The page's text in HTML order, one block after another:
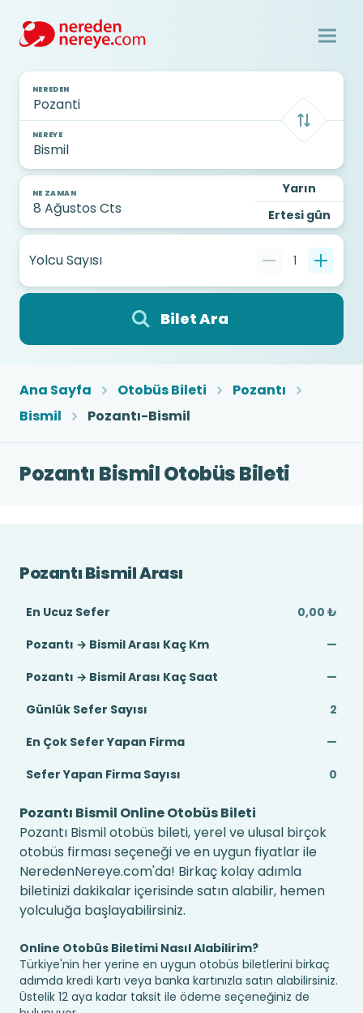
NEREDEN
NEREYE
NE ZAMAN
Yarın
Ertesi gün
Yolcu Sayısı 1
Bilet Ara
Ana Sayfa Otobüs Bileti
Pozantı
Bismil
Pozantı-Bismil
Pozantı Bismil Otobüs Bileti
Pozantı Bismil Arası
En Ucuz Sefer
0,00 ₺
Pozantı → Bismil Arası Kaç Km
—
Pozantı → Bismil Arası Kaç Saat
—
Günlük Sefer Sayısı
2
En Çok Sefer Yapan Firma
—
Sefer Yapan Firma Sayısı
0
Pozantı Bismil Online Otobüs Bileti
Pozantı Bismil otobüs bileti, yerel ve ulusal birçok
otobüs firması seçeneği ve en uygun fiyatlar ile
NeredenNereye.com'da! Birkaç kolay adımla
biletinizi dakikalar içerisinde satın alabilir, hemen
yolculuğa başlayabilirsiniz.
Online Otobüs Biletimi Nasıl Alabilirim?
Türkiye'nin her yerine en uygun otobüs biletlerini birkaç
adımda kredi kartı veya banka kartınızla satın alabilirsiniz.
Üstelik 12 aya kadar taksit ile ödeme seçeneğiniz de